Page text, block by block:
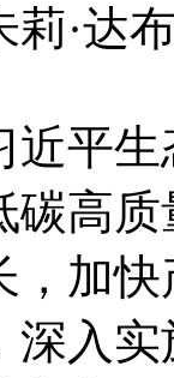
·达
近平
碳高
，加
深入